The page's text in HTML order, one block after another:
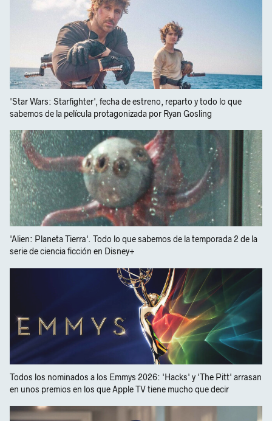
'Star Wars: Starfighter', fecha de estreno, reparto y todo lo que
sabemos de la película protagonizada por Ryan Gosling
'Alien: Planeta Tierra'. Todo lo que sabemos de la temporada 2 de la
serie de ciencia ficción en Disney+
Todos los nominados a los Emmys 2026: 'Hacks' y 'The Pitt' arrasan
en unos premios en los que Apple TV tiene mucho que decir